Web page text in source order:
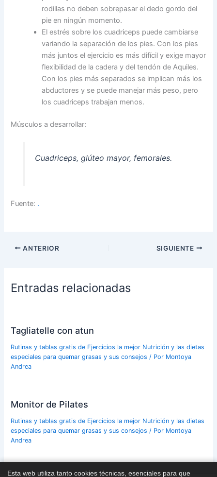
rodillas no deben sobrepasar el dedo gordo del
pie en ningún momento.
El estrés sobre los cuadriceps puede cambiarse
variando la separación de los pies. Con los pies
más juntos el ejercicio es más difícil y exige mayor
flexibilidad de la cadera y del tendón de Aquiles.
Con los pies más separados se implican más los
abductores y se puede manejar más peso, pero
los cuadriceps trabajan menos.
Músculos a desarrollar:
Cuadriceps, glúteo mayor, femorales.
Fuente: .
ANTERIOR SIGUIENTE
Entradas relacionadas
Tagliatelle con atun
Rutinas y tablas gratis de Ejercicios la mejor Nutrición y las dietas
especiales para quemar grasas y sus consejos / Por Montoya
Andrea
Monitor de Pilates
Rutinas y tablas gratis de Ejercicios la mejor Nutrición y las dietas
especiales para quemar grasas y sus consejos / Por Montoya
Andrea
Esta web utiliza tanto cookies técnicas, esenciales para que